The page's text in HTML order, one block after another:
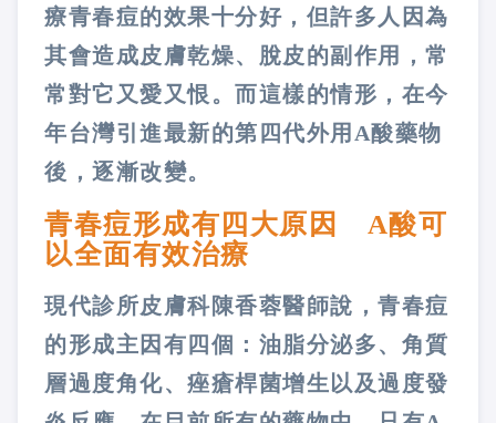
療青春痘的效果十分好，但許多人因為
其會造成皮膚乾燥、脫皮的副作用，常
常對它又愛又恨。而這樣的情形，在今
年台灣引進最新的第四代外用A酸藥物
後，逐漸改變。
青春痘形成有四大原因 A酸可
以全面有效治療
現代診所皮膚科陳香蓉醫師說，青春痘
的形成主因有四個：油脂分泌多、角質
層過度角化、痤瘡桿菌增生以及過度發